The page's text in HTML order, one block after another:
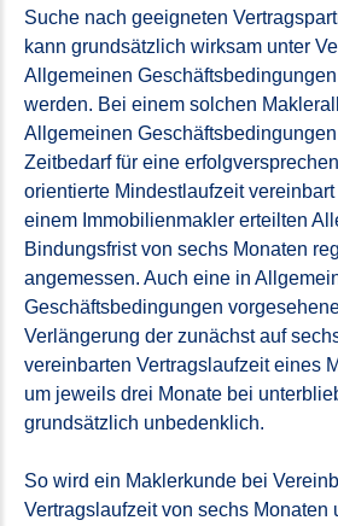
Suche nach geeigneten
kann grundsätzlich wirksam unter
Allgemeinen
werden. Bei einem solchen
Allgemeinen
Zeitbedarf für eine
orientierte Mindestlaufzeit
einem Immobilienmakler erteilten
Bindungsfrist von sechs Monaten
angemessen. Auch eine in
Geschäftsbedingungen
Verlängerung der zunächst auf
vereinbarten Vertragslaufzeit eines
um jeweils drei Monate bei
grundsätzlich unbedenklich.
So wird ein Maklerkunde bei
Vertragslaufzeit von sechs Monaten